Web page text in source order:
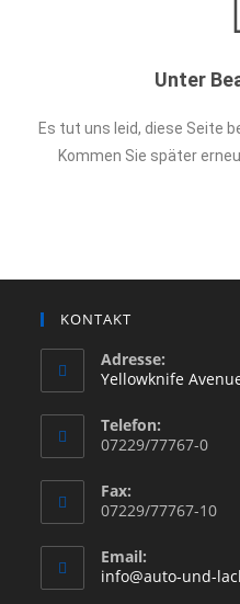
Unter
Es tut uns leid, diese Seite
Kommen Sie später
KONTAKT
Adresse:
Yellowknife
Telefon:
07229/77767-0
Fax:
07229/77767-10
Email:
info@auto-und-